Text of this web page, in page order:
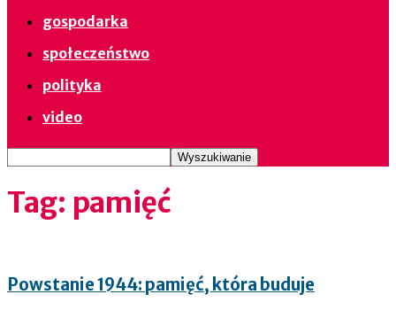
gospodarka
społeczeństwo
polityka
video
Tag: pamięć
Powstanie 1944: pamięć, która buduje